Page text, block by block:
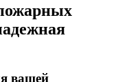
вашей